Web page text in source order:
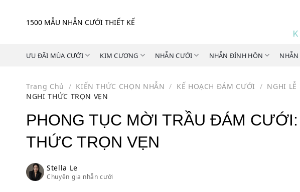
1500 MẪU NHẪN CƯỚI THIẾT KẾ
ƯU ĐÃI MÙA CƯỚI
KIM CƯƠNG NHẪN CƯỚI NHẪN ĐÍNH HÔN NHẪN
Trang Chủ / KIẾN THỨC CHỌN NHẪN / KẾ HOẠCH ĐÁM CƯỚI / NGHI LỄ
NGHI THỨC TRỌN VẸN
PHONG TỤC MỜI TRẦU ĐÁM
THỨC TRỌN VẸN
Stella Le
Chuyên gia nhẫn cưới